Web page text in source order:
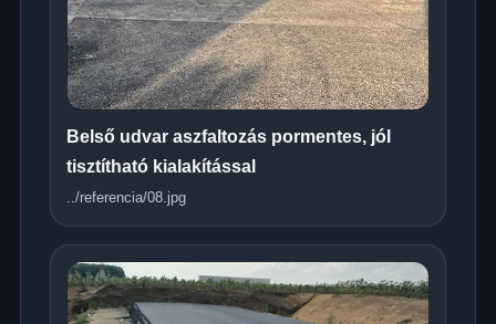
Belső udvar aszfaltozás pormentes, jól
tisztítható kialakítással
../referencia/08.jpg